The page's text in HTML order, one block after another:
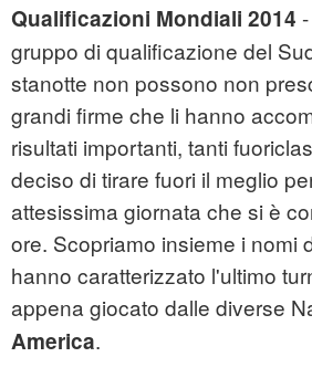
Qualificazioni Mondiali 2014
gruppo di qualificazione del
stanotte non possono non
grandi firme che li hanno
risultati importanti, tanti
deciso di tirare fuori il meglio
attesissima giornata che si è
ore. Scopriamo insieme i nomi
hanno caratterizzato l'ultimo
appena giocato dalle diverse
America.